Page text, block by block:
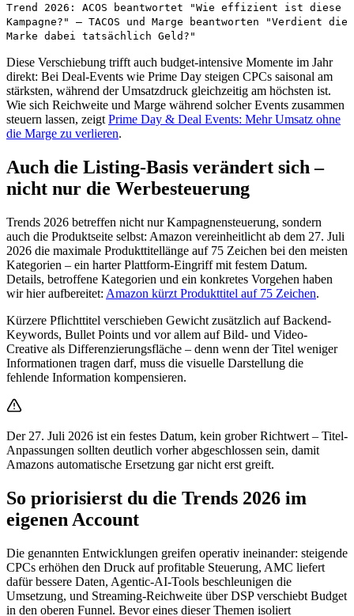
Trend 2026: ACOS beantwortet "Wie effizient ist diese
Kampagne?" — TACOS und Marge beantworten "Verdient die
Marke dabei tatsächlich Geld?"
Diese Verschiebung trifft auch budget-intensive Momente im Jahr
direkt: Bei Deal-Events wie Prime Day steigen CPCs saisonal am
stärksten, während der Umsatzdruck gleichzeitig am höchsten ist.
Wie sich Reichweite und Marge während solcher Events zusammen
steuern lassen, zeigt Prime Day & Deal Events: Mehr Umsatz ohne
die Marge zu verlieren.
Auch die Listing-Basis verändert sich –
nicht nur die Werbesteuerung
Trends 2026 betreffen nicht nur Kampagnensteuerung, sondern
auch die Produktseite selbst: Amazon vereinheitlicht ab dem 27. Juli
2026 die maximale Produkttitellänge auf 75 Zeichen bei den meisten
Kategorien – ein harter Plattform-Eingriff mit festem Datum.
Details, betroffene Kategorien und ein konkretes Vorgehen haben
wir hier aufbereitet: Amazon kürzt Produkttitel auf 75 Zeichen.
Kürzere Pflichttitel verschieben Gewicht zusätzlich auf Backend-
Keywords, Bullet Points und vor allem auf Bild- und Video-
Creative als Differenzierungsfläche – denn wenn der Titel weniger
Informationen tragen darf, muss die visuelle Darstellung die
fehlende Information kompensieren.
Der 27. Juli 2026 ist ein festes Datum, kein grober Richtwert – Titel-
Anpassungen sollten deutlich vorher abgeschlossen sein, damit
Amazons automatische Ersetzung gar nicht erst greift.
So priorisierst du die Trends 2026 im
eigenen Account
Die genannten Entwicklungen greifen operativ ineinander: steigende
CPCs erhöhen den Druck auf profitable Steuerung, AMC liefert
dafür bessere Daten, Agentic-AI-Tools beschleunigen die
Umsetzung, und Streaming-Reichweite über DSP verschiebt Budget
in den oberen Funnel. Bevor eines dieser Themen isoliert